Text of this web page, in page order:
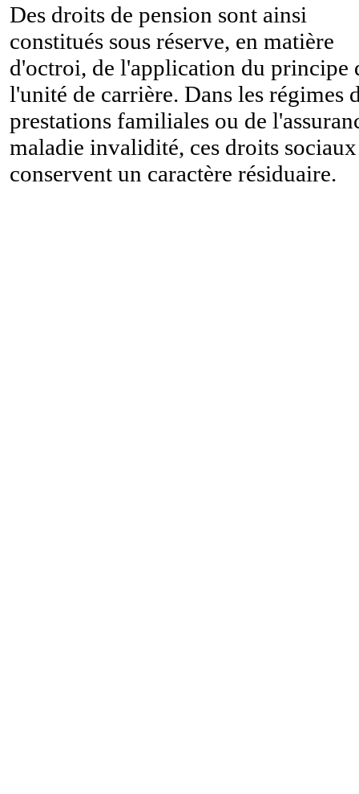
Des droits de pension sont ainsi
constitués sous réserve, en matière
d'octroi, de l'application du principe
l'unité de carrière. Dans les régimes
prestations familiales ou de
maladie invalidité, ces droits sociaux
conservent un caractère résiduaire.